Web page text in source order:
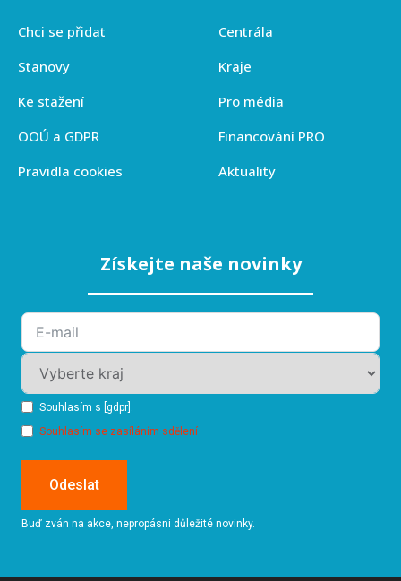
Chci se přidat
Stanovy
Ke stažení
OOÚ a GDPR
Pravidla cookies
Centrála
Kraje
Pro média
Financování PRO
Aktuality
Získejte naše novinky
Souhlasím s [gdpr].
Souhlasím se zasíláním sdělení
Odeslat
Buď zván na akce, nepropásni důležité novinky.